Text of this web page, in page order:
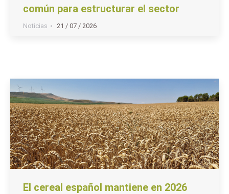
común para estructurar el sector
Noticias 21 / 07 / 2026
El cereal español mantiene en 2026